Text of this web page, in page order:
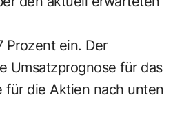
Prozent ein. Der
Umsatzprognose für das
für die Aktien nach unten